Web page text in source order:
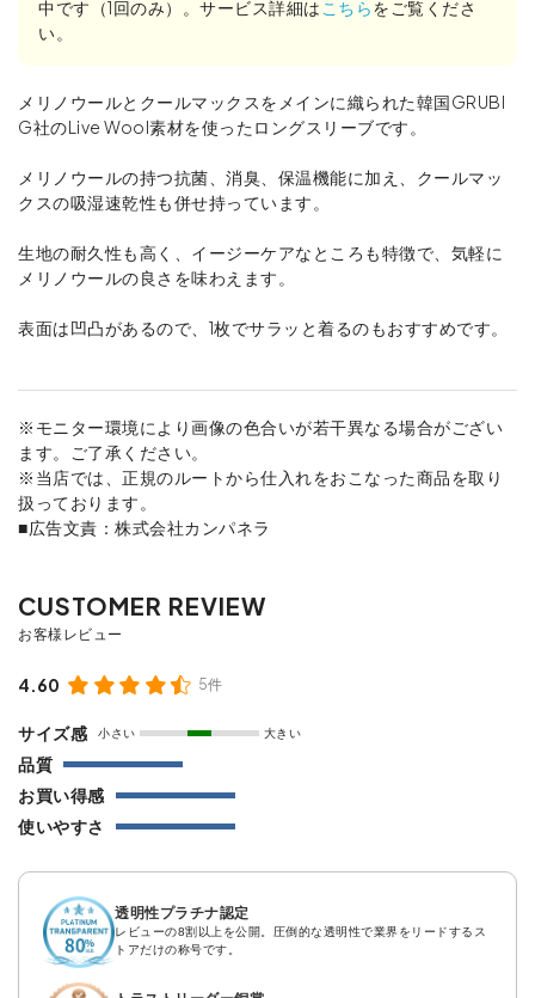
中です（1回のみ）。サービス詳細は こちらをご覧くださ
い。
メリノウールとクールマックスをメインに織られた韓国GRUBI
G社のLive Wool素材を使ったロングスリーブです。
メリノウールの持つ抗菌、消臭、保温機能に加え、クールマッ
クスの吸湿速乾性も併せ持っています。
生地の耐久性も高く、イージーケアなところも特徴で、気軽に
メリノウールの良さを味わえます。
表面は凹凸があるので、1枚でサラッと着るのもおすすめです。
※モニター環境により画像の色合いが若干異なる場合がござい
ます。ご了承ください。
※当店では、正規のルートから仕入れをおこなった商品を取り
扱っております。
■広告文責：株式会社カンパネラ
4.60 5件
サイズ感 小さい 大きい
品質
お買い得感
使いやすさ
透明性プラチナ認定
レビューの8割以上を公開。圧倒的な透明性で業界をリードするス
トアだけの称号です。